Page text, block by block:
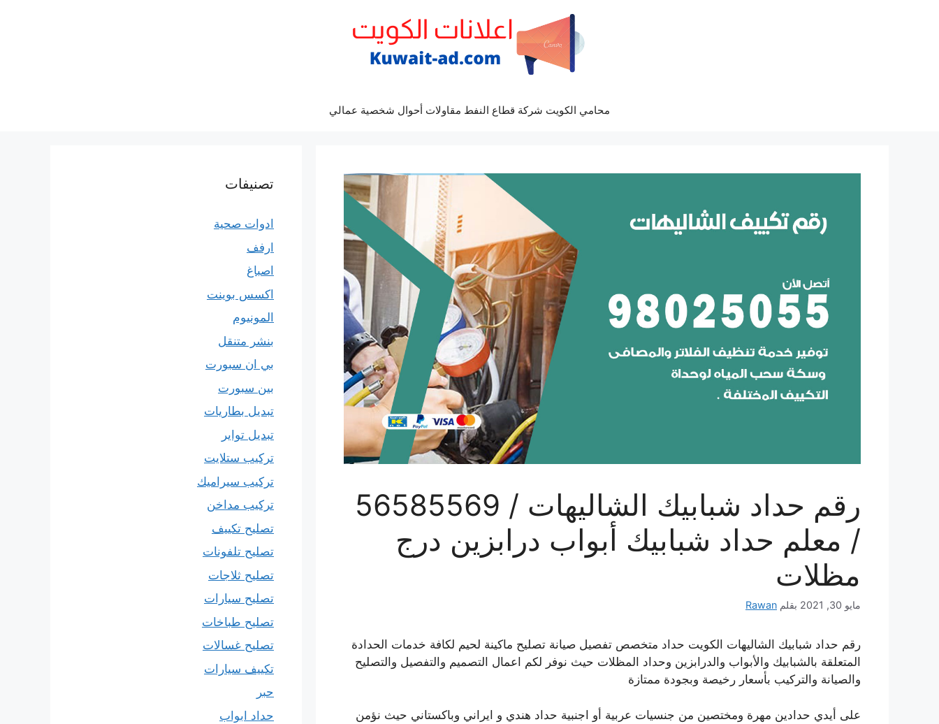
محامي الكويت شركة قطاع النفط مقاولات أحوال شخصية عمالي
رقم حداد شبابيك الشاليهات / 56585569
/ معلم حداد شبابيك أبواب درابزين درج
مظلات
مايو 30, 2021 بقلم Rawan
رقم حداد شبابيك الشاليهات الكويت حداد متخصص تفصيل صيانة تصليح ماكينة لحيم لكافة خدمات الحدادة
المتعلقة بالشبابيك والأبواب والدرابزين وحداد المظلات حيث نوفر لكم اعمال التصميم والتفصيل والتصليح
والصيانة والتركيب بأسعار رخيصة وبجودة ممتازة
على أيدي حدادين مهرة ومختصين من جنسيات عربية أو اجنبية حداد هندي و ايراني وباكستاني حيث نؤمن
تصنيفات
ادوات صحية
ارفف
اصباغ
اكسس بوينت
المونيوم
بنشر متنقل
بي ان سبورت
بين سبورت
تبديل بطاريات
تبديل تواير
تركيب ستلايت
تركيب سيراميك
تركيب مداخن
تصليح تكييف
تصليح تلفونات
تصليح ثلاجات
تصليح سيارات
تصليح طباخات
تصليح غسالات
تكييف سيارات
حبر
حداد ابواب